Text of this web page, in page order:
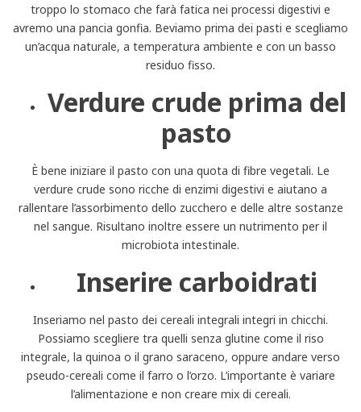
troppo lo stomaco che farà fatica nei processi digestivi e
avremo una pancia gonfia. Beviamo prima dei pasti e scegliamo
un’acqua naturale, a temperatura ambiente e con un basso
residuo fisso.
Verdure crude prima del
pasto
È bene iniziare il pasto con una quota di fibre vegetali. Le
verdure crude sono ricche di enzimi digestivi e aiutano a
rallentare l’assorbimento dello zucchero e delle altre sostanze
nel sangue. Risultano inoltre essere un nutrimento per il
microbiota intestinale.
Inserire carboidrati
Inseriamo nel pasto dei cereali integrali integri in chicchi.
Possiamo scegliere tra quelli senza glutine come il riso
integrale, la quinoa o il grano saraceno, oppure andare verso
pseudo-cereali come il farro o l’orzo. L’importante è variare
l’alimentazione e non creare mix di cereali.